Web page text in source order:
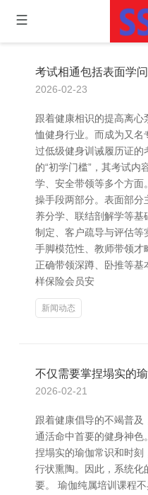
考试相通包括表面学
2026-02-23
跟着健康相识的提高离
恤健身行业。而成为又名
过低级健身训诫履历证的
的“初学门槛”，其考试内
学、安全带领等多个方面
操手段两部分。表面部分
养分学、联结剖解学等基
制定、客户疏导与评估
手脚模范性、教师带领
正确带领深蹲、卧推等
样保险会员安
新闻动态
不仅需要掌捏塌实的
2026-02-21
跟着健康倡导的不竭普
通活命中首要的健身神
捏塌实的瑜伽常识和时
行状熏陶。因此，系统
要。 瑜伽纯属培训课程